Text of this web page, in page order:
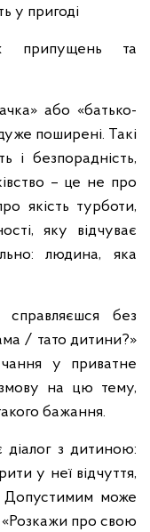
у пригоді
припущень та
або «батько-
поширені. Такі
і безпорадність,
– це не про
якість турботи,
яку відчуває
людина, яка
без
/ тато дитини?»
у приватне
на цю тему,
бажання.
діалог з дитиною:
у неї відчуття,
Допустимим може
про свою